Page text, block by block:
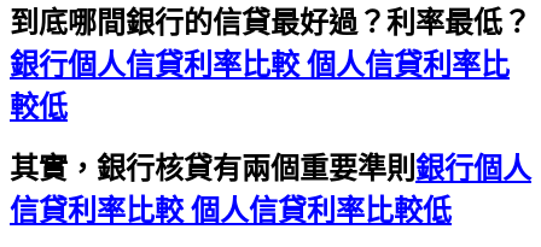
到底哪間銀行的信貸最好過？利率最低？
銀行個人信貸利率比較 個人信貸利率比
較低
其實，銀行核貸有兩個重要準則 銀行個人
信貸利率比較 個人信貸利率比較低